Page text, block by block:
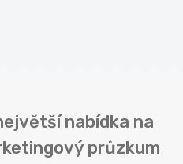
nabídka na
průzkum